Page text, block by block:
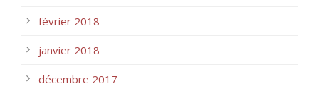
février 2018
janvier 2018
décembre 2017